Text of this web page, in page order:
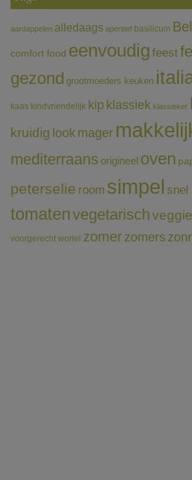
aardappelen alledaags aperitief basilicum
comfort food eenvoudig feest
gezond grootmoeders keuken
kaas kindvriendelijk kip klassiek klassieker
kruidig look mager
mediterraans origineel oven
peterselie room simpel snel
tomatenvegetarischveggie
voorgerecht wortel zomerzomers